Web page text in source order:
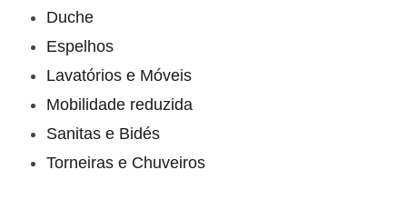
Duche
Espelhos
Lavatórios e Móveis
Mobilidade reduzida
Sanitas e Bidés
Torneiras e Chuveiros